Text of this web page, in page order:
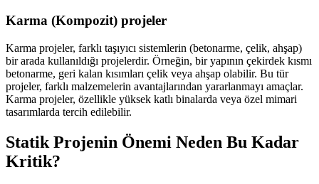
Karma (Kompozit) projeler
Karma projeler, farklı taşıyıcı sistemlerin (betonarme, çelik, ahşap)
bir arada kullanıldığı projelerdir. Örneğin, bir yapının çekirdek kısmı
betonarme, geri kalan kısımları çelik veya ahşap olabilir. Bu tür
projeler, farklı malzemelerin avantajlarından yararlanmayı amaçlar.
Karma projeler, özellikle yüksek katlı binalarda veya özel mimari
tasarımlarda tercih edilebilir.
Statik Projenin Önemi Neden Bu Kadar
Kritik?